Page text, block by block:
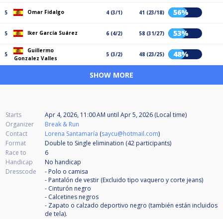
5 Omar Fidalgo 4 (3/1) 41 (23/18) 56%
5 Iker García Suárez 6 (4/2) 58 (31/27) 53%
5
Guillermo
Gonzalez Valles
5 (3/2) 48 (23/25) 48%
SHOW MORE
Starts Apr 4, 2026, 11:00 AM until Apr 5, 2026 (Local time)
Organizer
Break & Run
Contact
Lorena Santamaría (saycu@hotmail.com)
Format
Double to Single elimination (42 participants)
Race to
6
Handicap
No handicap
Dresscode
- Polo o camisa
- Pantalón de vestir (Excluido tipo vaquero y corte jeans)
- Cinturón negro
- Calcetines negros
- Zapato o calzado deportivo negro (también están incluidos
de tela).